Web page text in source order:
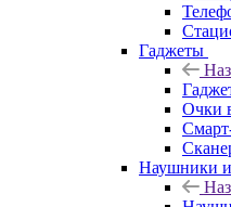
Гаджеты
Очки
Наушники